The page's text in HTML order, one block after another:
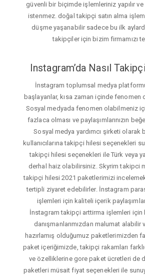
güvenli bir biçimde işlemleriniz yapılır
istenmez. doğal takipçi satın alma
düşme yaşanabilir sadece bu ilk
takipçiler için bizim firmamızı
Instagram’da Nasıl
İnstagram toplumsal medya
başlayanlar, kısa zaman içinde fenomen
Sosyal medyada fenomen olabilmeniz
fazlaca olması ve paylaşımlarınızın
Sosyal medya yardımcı şirketi olarak
kullanıcılarına takipçi hilesi seçenekleri
takipçi hilesi seçenekleri ile Türk veya
derhal haiz olabilirsiniz. Skyrim takipci
takipçi hilesi 2021 paketlerimizi
tertipli ziyaret edebilirler. İnstagram
işlemleri için kaliteli içerik paylaşımları
İnstagram takipçi arttirma işlemleri için
danışmanlarımızdan malumat alabilir
hazırlamış olduğumuz paketlerimizden
paket içeriğimizde, takipçi rakamları
ve özelliklerine gore paket ücretleri de
paketleri müsait fiyat seçenekleri ile